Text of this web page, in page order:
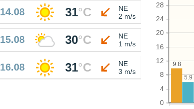
0
4
8
12
16
20
24
28
9.8
5.9
14.08 31°C
NE
2 m/s
15.08 30°C
NE
1 m/s
16.08 31°C
NE
3 m/s